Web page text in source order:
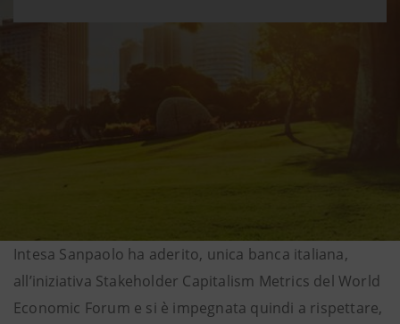
Intesa Sanpaolo ha aderito, unica banca italiana,
all’iniziativa Stakeholder Capitalism Metrics del World
Economic Forum e si è impegnata quindi a rispettare,